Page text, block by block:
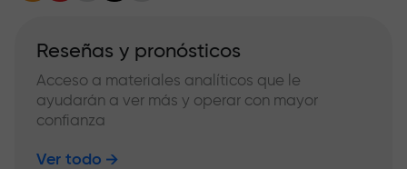
Reseñas y pronósticos
Acceso a materiales analíticos que le
ayudarán a ver más y operar con mayor
confianza
Ver todo